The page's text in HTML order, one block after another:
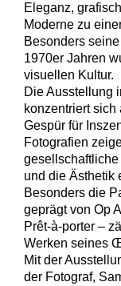
Eleganz,
Moderne zu
Besonders
1970er Jahren
visuellen Kultur.
Die Ausstellung
konzentriert
Gespür für
Fotografien
gesellschaftliche
und die Ästhetik
Besonders die
geprägt von Op
Prêt-à-porter –
Werken seines
Mit der
der Fotograf,